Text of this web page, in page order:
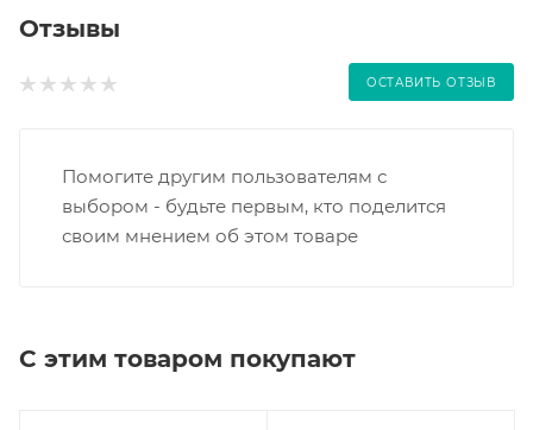
Отзывы
ОСТАВИТЬ ОТЗЫВ
Помогите другим пользователям с
выбором - будьте первым, кто поделится
своим мнением об этом товаре
С этим товаром покупают